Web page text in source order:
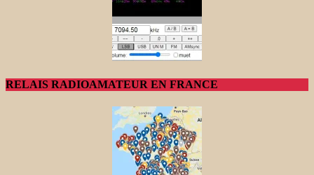
RELAIS RADIOAMATEUR EN FRANCE